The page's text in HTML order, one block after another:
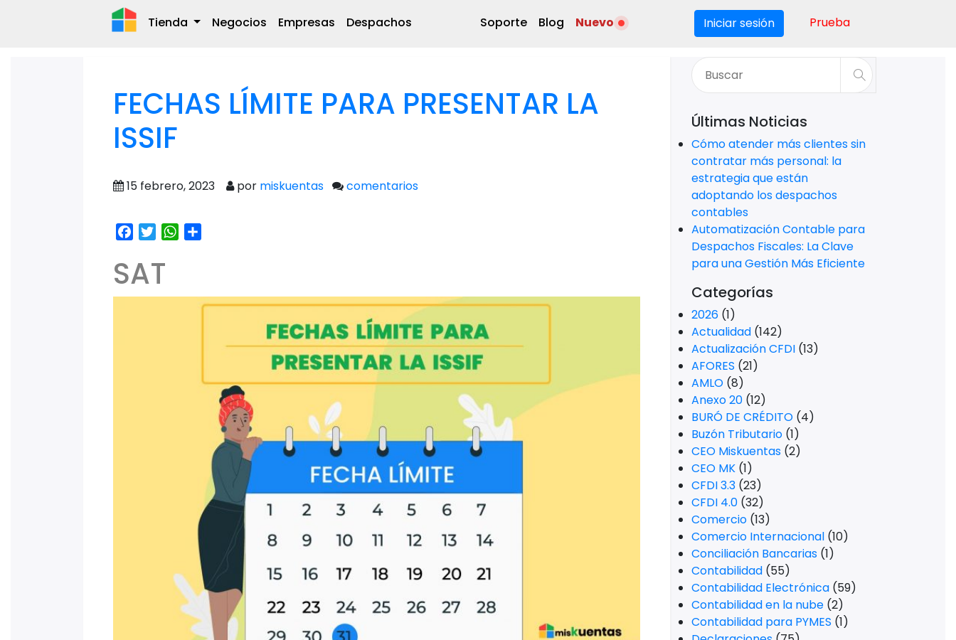
Tienda Negocios Empresas Despachos Soporte Blog Nuevo Iniciar sesión Prueba
FECHAS LÍMITE PARA PRESENTAR LA
ISSIF
15 febrero, 2023 por miskuentas comentarios
Facebook
TwitterWhatsApp
SAT
Últimas Noticias
Cómo atender más clientes sin
contratar más personal: la
estrategia que están
adoptando los despachos
contables
Automatización Contable para
Despachos Fiscales: La Clave
para una Gestión Más Eficiente
Categorías
2026 (1)
Actualidad (142)
Actualización CFDI (13)
AFORES (21)
AMLO (8)
Anexo 20 (12)
BURÓ DE CRÉDITO (4)
Buzón Tributario (1)
CEO Miskuentas (2)
CEO MK (1)
CFDI 3.3 (23)
CFDI 4.0 (32)
Comercio (13)
Comercio Internacional (10)
Conciliación Bancarias (1)
Contabilidad (55)
Contabilidad Electrónica (59)
Contabilidad en la nube (2)
Contabilidad para PYMES (1)